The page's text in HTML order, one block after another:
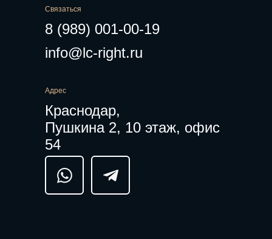
Связаться
8 (989) 001-00-19
info@lc-right.ru
Адрес
Краснодар,
Пушкина 2, 10 этаж, офис
54